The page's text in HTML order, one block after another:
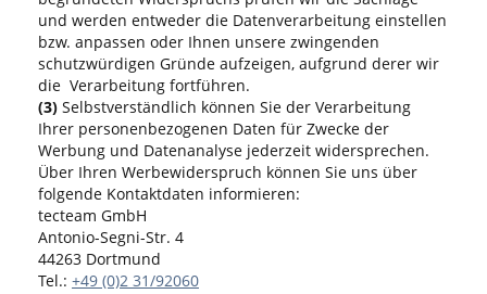
und werden entweder die Datenverarbeitung einstellen
bzw. anpassen oder Ihnen unsere zwingenden
schutzwürdigen Gründe aufzeigen, aufgrund derer wir
die Verarbeitung fortführen.
(3) Selbstverständlich können Sie der Verarbeitung
Ihrer personenbezogenen Daten für Zwecke der
Werbung und Datenanalyse jederzeit widersprechen.
Über Ihren Werbewiderspruch können Sie uns über
folgende Kontaktdaten informieren:
tecteam GmbH
Antonio-Segni-Str. 4
44263 Dortmund
Tel.: +49 (0)2 31/92060